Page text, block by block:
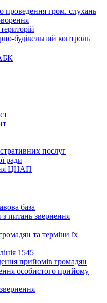
проведення гром. слухань
будівельний контроль
послуг
ради
ЦНАП
база
питань звернення
та терміни їх
1545
прийомів громадян
особистого прийому